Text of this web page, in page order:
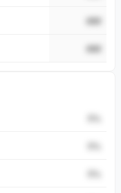
###
###
0%
0%
0%